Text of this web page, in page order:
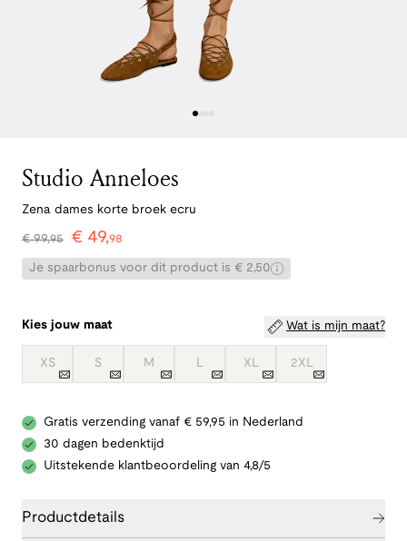
Studio Anneloes
Zena dames korte broek ecru
€99,95 € 49,98
Je spaarbonus voor dit product is € 2,50
Kies jouw maat Wat is mijn maat?
XS S M L XL 2XL
Gratis verzending vanaf € 59,95 in Nederland
30 dagen bedenktijd
Uitstekende klantbeoordeling van 4,8/5
Productdetails